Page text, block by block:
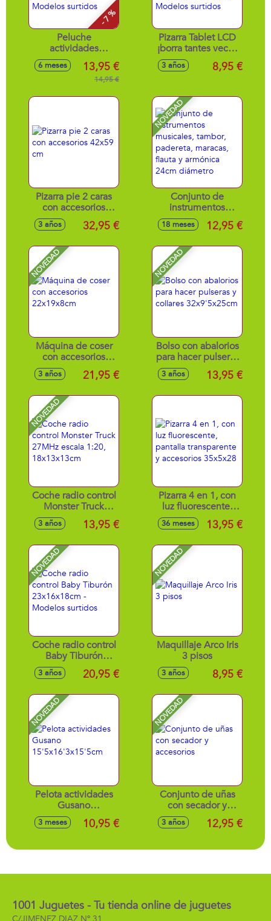
- 7 %
Peluche
actividades
animales unicornio,
dinosaurio y
conejo, 17cm -
6 meses 13,95 €
14,95 €
Pizarra Tablet LCD
¡borra tantes veces
quieras y vuelve a
empezar! 32x23 cm
3 años 8,95 €
Pizarra pie 2 caras
con accesorios
42x59 cm
3 años 32,95 €
NOVEDAD
Conjunto de
instrumentos
musicales, tambor,
padereta, maracas,
24cm diámetro
18 meses 12,95 €
NOVEDAD
Máquina de coser
con accesorios
22x19x8cm
3 años 21,95 €
NOVEDAD
Bolso con abalorios
para hacer pulseras
y collares
32x9'5x25cm
3 años 13,95 €
NOVEDAD
Coche radio control
Monster Truck
27MHz escala 1:20,
18x13x13cm
3 años 13,95 €
Pizarra 4 en 1, con
luz fluorescente,
pantalla
transparente y
36 meses 13,95 €
NOVEDAD
Coche radio control
Baby Tiburón
23x16x18cm -
Modelos surtidos
3 años 20,95 €
NOVEDAD
Maquillaje Arco Iris
3 pisos
3 años 8,95 €
NOVEDAD
Pelota actividades
Gusano
15'5x16'3x15'5cm
3 meses 10,95 €
NOVEDAD
Conjunto de uñas
con secador y
accesorios
3 años 12,95 €
1001 Juguetes - Tu tienda online de juguetes